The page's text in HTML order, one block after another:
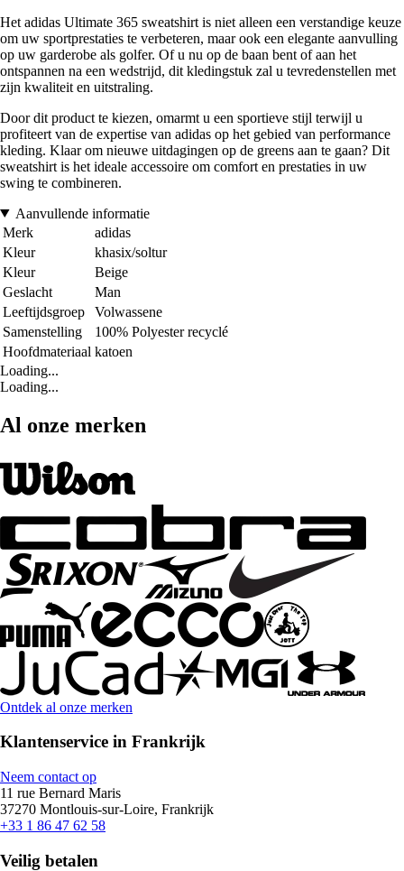
Het adidas Ultimate 365 sweatshirt is niet alleen een verstandige keuze
om uw sportprestaties te verbeteren, maar ook een elegante aanvulling
op uw garderobe als golfer. Of u nu op de baan bent of aan het
ontspannen na een wedstrijd, dit kledingstuk zal u tevredenstellen met
zijn kwaliteit en uitstraling.
Door dit product te kiezen, omarmt u een sportieve stijl terwijl u
profiteert van de expertise van adidas op het gebied van performance
kleding. Klaar om nieuwe uitdagingen op de greens aan te gaan? Dit
sweatshirt is het ideale accessoire om comfort en prestaties in uw
swing te combineren.
Aanvullende informatie
Merk
adidas
Kleur
khasix/soltur
Kleur
Beige
Geslacht
Man
Leeftijdsgroep
Volwassene
Samenstelling
100% Polyester recyclé
Hoofdmateriaal katoen
Loading...
Loading...
Al onze merken
Ontdek al onze merken
Klantenservice in Frankrijk
Neem contact op
11 rue Bernard Maris
37270 Montlouis-sur-Loire, Frankrijk
+33 1 86 47 62 58
Veilig betalen